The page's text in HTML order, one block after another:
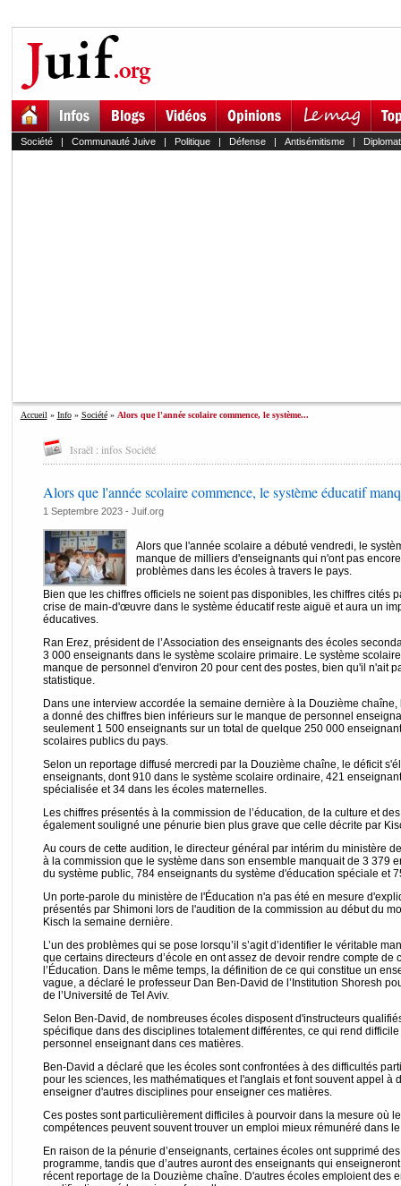
Société| Communauté Juive| Politique| Défense| Antisémitisme|
Accueil » Info» Société» Alors que l'année scolaire commence, le système...
Israël : infos Société
Alors que l'année scolaire commence, le système éducatif
1 Septembre 2023 - Juif.org
Alors que l'année scolaire a débuté vendredi, le
manque de milliers d'enseignants qui n'ont pas
problèmes dans les écoles à travers le pays.
Bien que les chiffres officiels ne soient pas disponibles, les chiffres cités
crise de main-d'œuvre dans le système éducatif reste aiguë et aura un
éducatives.
Ran Erez, président de l’Association des enseignants des écoles
3 000 enseignants dans le système scolaire primaire. Le système
manque de personnel d'environ 20 pour cent des postes, bien qu'il n'ait
statistique.
Dans une interview accordée la semaine dernière à la Douzième chaîne,
a donné des chiffres bien inférieurs sur le manque de personnel
seulement 1 500 enseignants sur un total de quelque 250 000
scolaires publics du pays.
Selon un reportage diffusé mercredi par la Douzième chaîne, le déficit
enseignants, dont 910 dans le système scolaire ordinaire, 421
spécialisée et 34 dans les écoles maternelles.
Les chiffres présentés à la commission de l’éducation, de la culture et
également souligné une pénurie bien plus grave que celle décrite par
Au cours de cette audition, le directeur général par intérim du ministère
à la commission que le système dans son ensemble manquait de 3 379
du système public, 784 enseignants du système d'éducation spéciale et
Un porte-parole du ministère de l'Éducation n'a pas été en mesure
présentés par Shimoni lors de l'audition de la commission au début du
Kisch la semaine dernière.
L’un des problèmes qui se pose lorsqu’il s’agit d’identifier le véritable
que certains directeurs d’école en ont assez de devoir rendre compte de
l’Éducation. Dans le même temps, la définition de ce qui constitue un
vague, a déclaré le professeur Dan Ben-David de l’Institution Shoresh
de l’Université de Tel Aviv.
Selon Ben-David, de nombreuses écoles disposent d'instructeurs
spécifique dans des disciplines totalement différentes, ce qui rend
personnel enseignant dans ces matières.
Ben-David a déclaré que les écoles sont confrontées à des difficultés
pour les sciences, les mathématiques et l'anglais et font souvent appel à
enseigner d'autres disciplines pour enseigner ces matières.
Ces postes sont particulièrement difficiles à pourvoir dans la mesure où
compétences peuvent souvent trouver un emploi mieux rémunéré dans
En raison de la pénurie d’enseignants, certaines écoles ont supprimé
programme, tandis que d’autres auront des enseignants qui
récent reportage de la Douzième chaîne. D'autres écoles emploient des